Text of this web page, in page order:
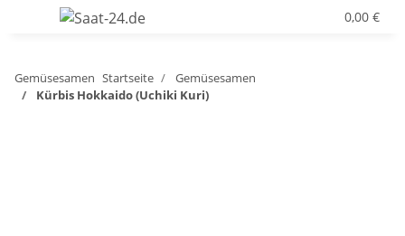
0,00 €
Gemüsesamen Startseite
Gemüsesamen
Kürbis Hokkaido (Uchiki Kuri)